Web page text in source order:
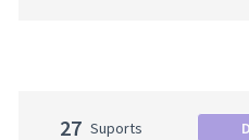
27 Suports